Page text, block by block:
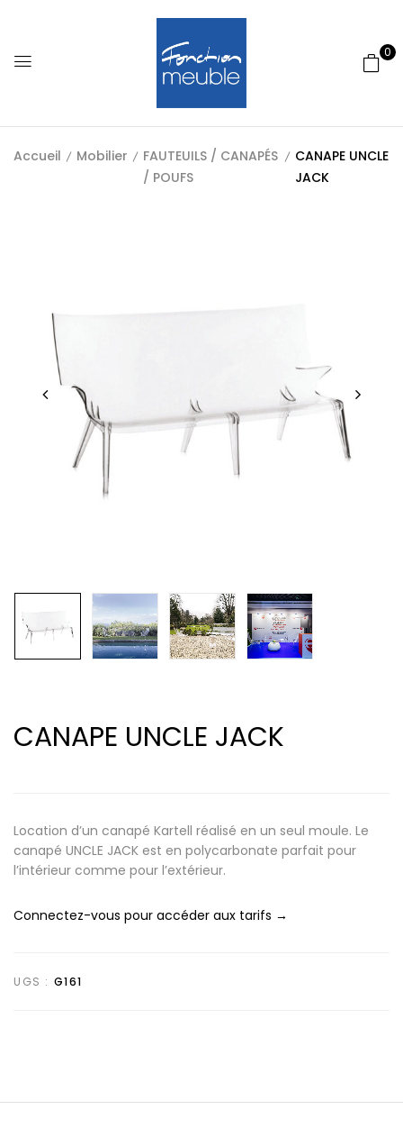
0
Accueil Mobilier
FAUTEUILS / CANAPÉS
/ POUFS
CANAPE UNCLE
JACK
CANAPE UNCLE JACK
Location d’un canapé Kartell réalisé en un seul moule. Le
canapé UNCLE JACK est en polycarbonate parfait pour
l’intérieur comme pour l’extérieur.
Connectez-vous pour accéder aux tarifs →
UGS : G161